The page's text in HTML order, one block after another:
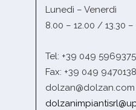
Lunedì – Venerdì
8.00 – 12.00 / 13.30 –
Tel: +39 049 5969375
Fax: +39 049 9470138
dolzan@dolzan.com